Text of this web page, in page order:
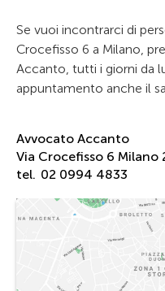
Se vuoi incontrarci di
Crocefisso 6 a Milano,
Accanto, tutti i giorni da
appuntamento anche il
Avvocato Accanto
Via Crocefisso 6 Milano
tel. 02 0994 4833